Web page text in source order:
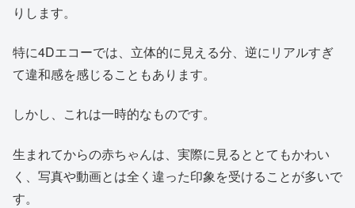
りします。
特に4Dエコーでは、立体的に見える分、逆にリアルすぎ
て違和感を感じることもあります。
しかし、これは一時的なものです。
生まれてからの赤ちゃんは、実際に見るととてもかわい
く、写真や動画とは全く違った印象を受けることが多いで
す。